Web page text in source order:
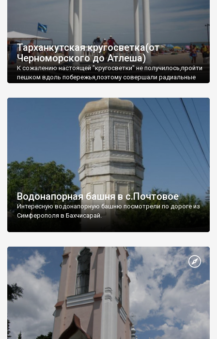
Тарханкутская кругосветка(от
Черноморского до Атлеша)
К сожалению настоящей "кругосветки" не получилось,пройти
пешком вдоль побережья,поэтому совершали радиальные
Водонапорная башня в с.Почтовое
Интересную водонапорную башню посмотрели по дороге из
Симферополя в Бахчисарай.